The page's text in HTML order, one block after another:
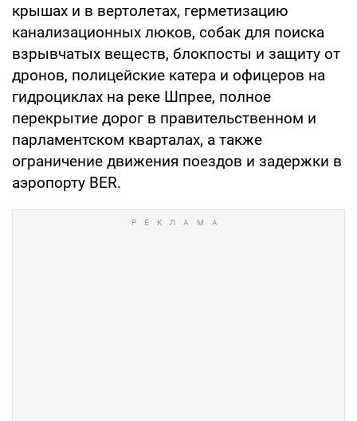
крышах и в вертолетах, герметизацию
канализационных люков, собак для поиска
взрывчатых веществ, блокпосты и защиту от
дронов, полицейские катера и офицеров на
гидроциклах на реке Шпрее, полное
перекрытие дорог в правительственном и
парламентском кварталах, а также
ограничение движения поездов и задержки в
аэропорту BER.